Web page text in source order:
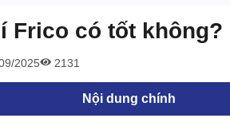
Frico có tốt không?
2025 2131
Nội dung chính